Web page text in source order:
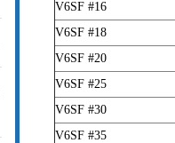
V6SF #16
V6SF #18
V6SF #20
V6SF #25
V6SF #30
V6SF #35